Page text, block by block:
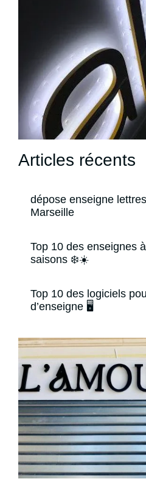
Articles récents
dépose enseigne
Marseille
Top 10 des enseignes
saisons ❄️☀️
Top 10 des logiciels
d’enseigne 🖥️